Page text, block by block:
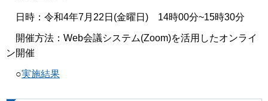
日時：令和4年7月22日(金曜日) 14時00分~15時30分
開催方法：Web会議システム(Zoom)を活用したオンライ
ン開催
○実施結果